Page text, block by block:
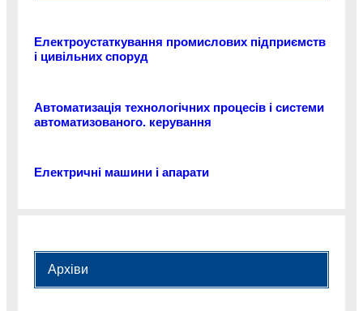
Електроустаткування промислових підприємств
і цивільних споруд
Автоматизація технологічних процесів і системи
автоматизованого. керування
Електричні машини і апарати
Архіви